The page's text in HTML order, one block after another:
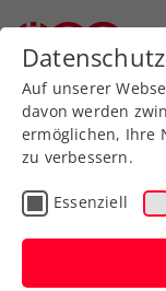
Zurück
Senioren
Start
Auf unserer
davon werden
ermöglichen, Ihre
zu verbessern.
Essenziell